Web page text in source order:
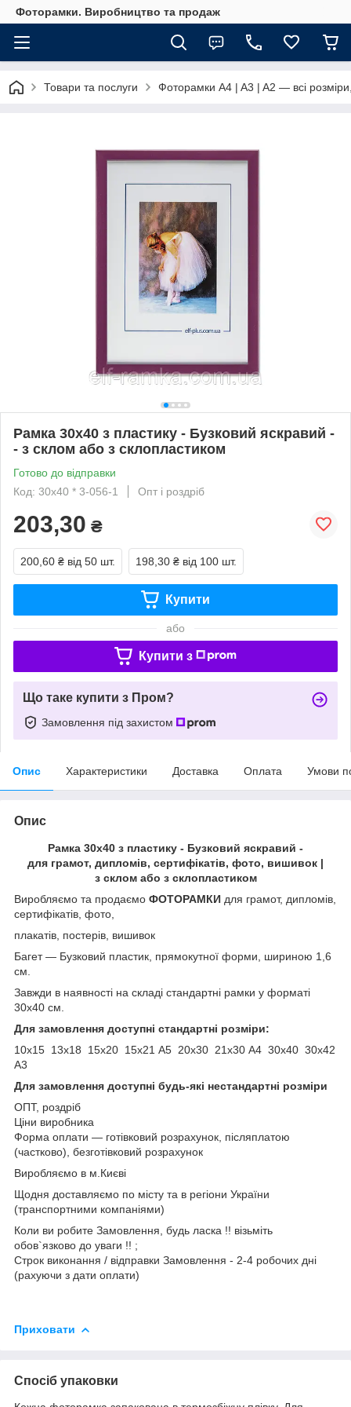
Фоторамки. Виробництво та продаж
Товари та послуги Фоторамки A4 | A3 | A2 — всі
Рамка 30х40 з пластику - Бузковий яскравий -
- з склом або з склопластиком
Готово до відправки
Код: 30х40 * 3-056-1
Опт і роздріб
203,30 ₴
200,60 ₴ від 50 шт. 198,30 ₴ від 100 шт.
Купити
або
Купити з
Що таке купити з Пром?
Замовлення під захистом
Опис Характеристики Доставка Оплата Умови
Опис
Рамка 30х40 з пластику - Бузковий яскравий -
для грамот, дипломів, сертифікатів, фото, вишивок |
з склом або з склопластиком
Виробляємо та продаємо ФОТОРАМКИ для грамот, дипломів,
сертифікатів, фото,
плакатів, постерів, вишивок
Багет ― Бузковий пластик, прямокутної форми, шириною 1,6
см.
Завжди в наявності на складі стандартні рамки у форматі
30х40 см.
Для замовлення доступні стандартні розміри:
10х15 13х18 15х20 15х21 А5 20х30 21х30 А4 30х40 30х42
А3
Для замовлення доступні будь-які нестандартні розміри
ОПТ, роздріб
Ціни виробника
Форма оплати ― готівковий розрахунок, післяплатою
(частково), безготівковий розрахунок
Виробляємо в м.Києві
Щодня доставляємо по місту та в регіони України
(транспортними компаніями)
Коли ви робите Замовлення, будь ласка !! візьміть
обов`язково до уваги !! ;
Строк виконання / відправки Замовлення - 2-4 робочих дні
(рахуючи з дати оплати)
Приховати
Спосіб упаковки